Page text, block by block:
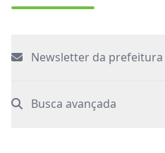
Newsletter da prefeitura
Busca avançada